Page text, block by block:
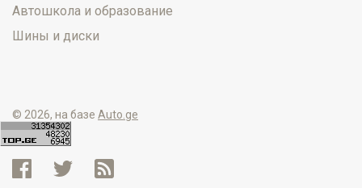
Автошкола и образование
Шины и диски
© 2026, на базе Auto.ge